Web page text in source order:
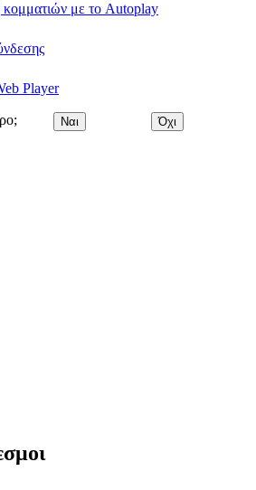
με το Autoplay
Player
Ναι Όχι